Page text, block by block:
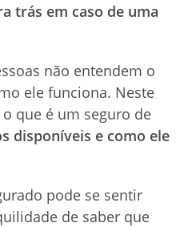
trás em caso de uma
não entendem o
ele funciona. Neste
que é um seguro de
disponíveis e como ele
pode se sentir
de saber que